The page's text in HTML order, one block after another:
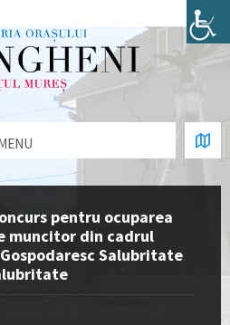
pentru ocuparea
muncitor din cadrul
Salubritate